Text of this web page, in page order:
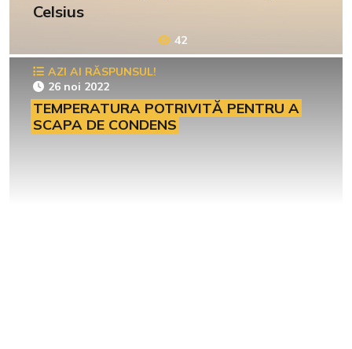
Celsius
42
AZI AI RĂSPUNSUL!
26 noi 2022
TEMPERATURA POTRIVITĂ PENTRU A
SCAPA DE CONDENS